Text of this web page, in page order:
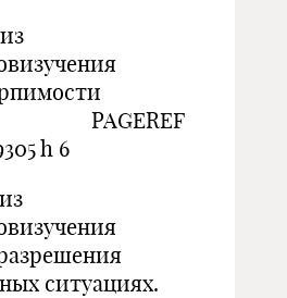
PAGEREF
h 6
ситуациях.